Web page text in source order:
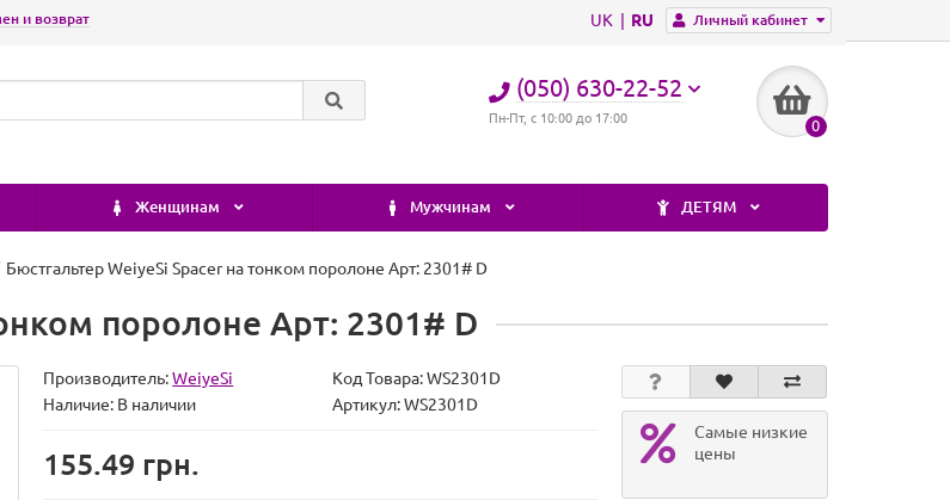
Личный кабинет
UK RU
и возврат
(050) 630-22-52
Пн-Пт, с 10:00 до 17:00 0
Женщинам Мужчинам ДЕТЯМ
Бюстгальтер WeiyeSi Spacer на тонком поролоне Арт: 2301# D
поролоне Арт: 2301# D
Производитель:WeiyeSi Код Товара:WS2301D
Наличие: В наличии Артикул: WS2301D
155.49 грн.
Самые низкие
цены